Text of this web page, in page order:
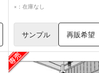
×：在庫なし
サンプル 再販希望